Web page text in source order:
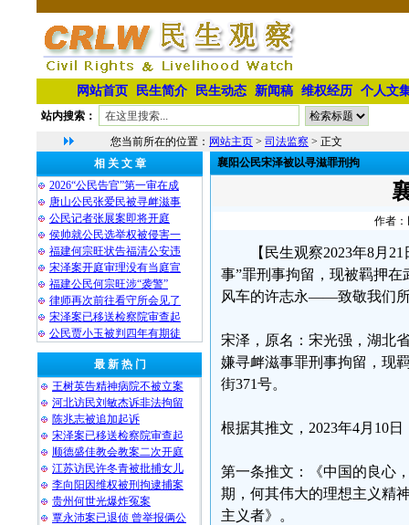
网站首页 民生简介 民生动态 新闻稿 维权经历 个人文
站内搜索：
您当前所在的位置： 网站主页 > 司法监察 > 正文
相 关 文 章
2026“公民告官”第一审在成
唐山公民张爱民被寻衅滋事
公民记者张展案即将开庭
侯帅就公民选举权被侵害一
福建何宗旺状告福清公安违
宋泽案开庭审理没有当庭宣
福建公民何宗旺涉“袭警”
律师再次前往看守所会见了
宋泽案已移送检察院审查起
公民贾小玉被判四年有期徒
最 新 热 门
王树英告精神病院不被立案
河北访民刘敏杰诉非法拘留
陈兆志被追加起诉
宋泽案已移送检察院审查起
顺德盛佳教会教案二次开庭
江苏访民许冬青被批捕女儿
李向阳因维权被刑拘逮捕案
贵州何世光爆炸冤案
覃永沛案已退侦 曾举报俩公
襄阳公民宋泽被以寻滋罪刑拘
作者：
【民生观察2023年8月
事”罪刑事拘留，现被羁押
风车的许志永——致敬我们
宋泽，原名：宋光强，湖北
嫌寻衅滋事罪刑事拘留，现
街371号。
根据其推文，2023年4月10
第一条推文：《中国的良心
期，何其伟大的理想主义精
主义者》。